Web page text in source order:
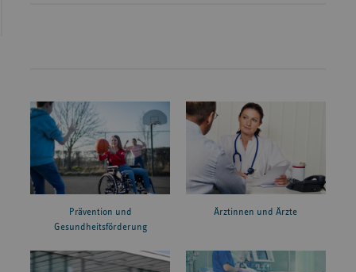
Prävention und
Gesundheitsförderung
Ärztinnen und Ärzte